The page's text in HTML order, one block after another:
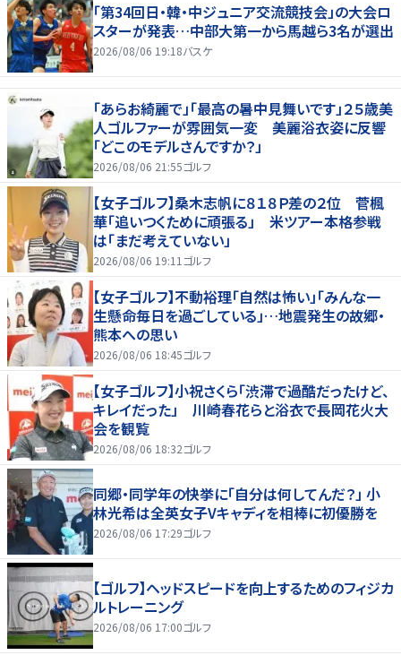
「第34回日・韓・中ジュニア交流競技会」の大会ロ
スターが発表…中部大第一から馬越ら3名が選出
2026/08/06 19:18バスケ
「あらお綺麗で」「最高の暑中見舞いです」２５歳美
人ゴルファーが雰囲気一変 美麗浴衣姿に反響
「どこのモデルさんですか？」
2026/08/06 21:55ゴルフ
【女子ゴルフ】桑木志帆に８１８Ｐ差の２位 菅楓
華「追いつくために頑張る」 米ツアー本格参戦
は「まだ考えていない」
2026/08/06 19:11 ゴルフ
【女子ゴルフ】不動裕理「自然は怖い」「みんな一
生懸命毎日を過ごしている」…地震発生の故郷・
熊本への思い
2026/08/06 18:45ゴルフ
【女子ゴルフ】小祝さくら「渋滞で過酷だったけど、
キレイだった」 川崎春花らと浴衣で長岡花火大
会を観覧
2026/08/06 18:32ゴルフ
同郷・同学年の快挙に「自分は何してんだ？」 小
林光希は全英女子Vキャディを相棒に初優勝を
2026/08/06 17:29ゴルフ
【ゴルフ】ヘッドスピードを向上するためのフィジカ
ルトレーニング
2026/08/06 17:00ゴルフ